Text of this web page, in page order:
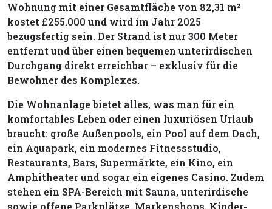
Wohnung mit einer Gesamtfläche von 82,31 m²
kostet £255.000 und wird im Jahr 2025
bezugsfertig sein. Der Strand ist nur 300 Meter
entfernt und über einen bequemen unterirdischen
Durchgang direkt erreichbar – exklusiv für die
Bewohner des Komplexes.
Die Wohnanlage bietet alles, was man für ein
komfortables Leben oder einen luxuriösen Urlaub
braucht: große Außenpools, ein Pool auf dem Dach,
ein Aquapark, ein modernes Fitnessstudio,
Restaurants, Bars, Supermärkte, ein Kino, ein
Amphitheater und sogar ein eigenes Casino. Zudem
stehen ein SPA-Bereich mit Sauna, unterirdische